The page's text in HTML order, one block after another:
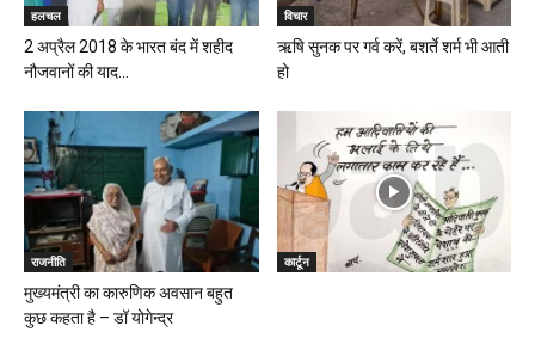
हलचल
2 अप्रैल 2018 के भारत बंद में शहीद
नौजवानों की याद...
विचार
ऋषि सुनक पर गर्व करें, बशर्ते शर्म भी आती
हो
राजनीति
मुख्यमंत्री का कारुणिक अवसान बहुत
कुछ कहता है – डॉ योगेन्द्र
कार्टून